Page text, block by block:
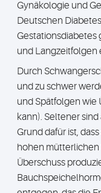
Gynäkologie und
Deutschen
Gestationsdiabetes
und Langzeitfolgen
Durch
und zu schwer
und Spätfolgen wie
kann). Seltener
Grund dafür ist,
hohen
Überschuss